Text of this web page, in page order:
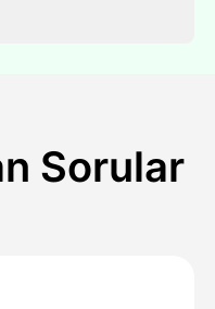
Sorular